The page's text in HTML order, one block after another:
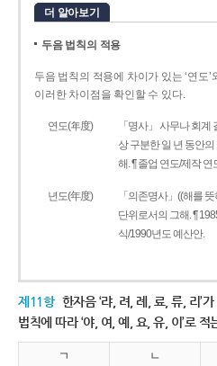
더 알아보기
두음 법칙의 적용
두음 법칙의 적용에 차이가 있는 ‘연도’
이러한 차이점을 확인할 수 있다.
연도(年度)
「명사」 사무나 회계
상 구분한 일 년 동안
해. ¶ 졸업 연도/제작 연
년도(年度)
「의존명사」((해를
단위로서의 그해. ¶
식/1990년도 예산안.
제11항 한자음 ‘랴, 려, 례, 료, 류, 리’
법칙에 따라 ‘야, 여, 예, 요, 유, 이’로
ㄱ ㄴ